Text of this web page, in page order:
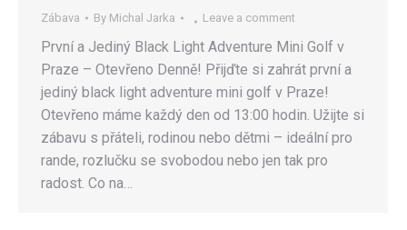
Zábava By Michal Jarka Leave a comment
První a Jediný Black Light Adventure Mini Golf v
Praze – Otevřeno Denně! Přijďte si zahrát první a
jediný black light adventure mini golf v Praze!
Otevřeno máme každý den od 13:00 hodin. Užijte si
zábavu s přáteli, rodinou nebo dětmi – ideální pro
rande, rozlučku se svobodou nebo jen tak pro
radost. Co na…